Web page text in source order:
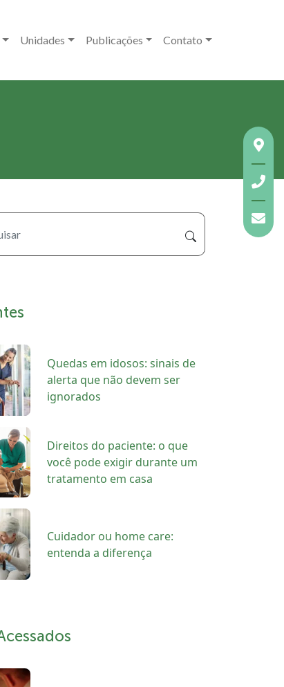
Unidades Publicações Contato
Quedas em idosos: sinais de
alerta que não devem ser
ignorados
Direitos do paciente: o que
você pode exigir durante um
tratamento em casa
Cuidador ou home care:
entenda a diferença